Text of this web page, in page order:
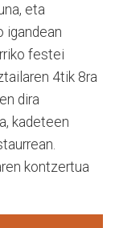
eta
igandean
festei
4tik 8ra
dira
kadeteen
kontzertua